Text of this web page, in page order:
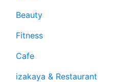
Beauty
Fitness
Cafe
izakaya & Restaurant